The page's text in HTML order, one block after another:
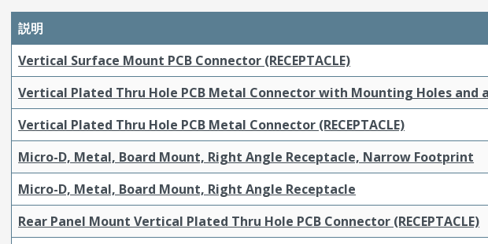
説明
Vertical Surface Mount PCB Connector (RECEPTACLE)
Vertical Plated Thru Hole PCB Metal Connector with Mounting Holes and a
Vertical Plated Thru Hole PCB Metal Connector (RECEPTACLE)
Micro-D, Metal, Board Mount, Right Angle Receptacle, Narrow Footprint
Micro-D, Metal, Board Mount, Right Angle Receptacle
Rear Panel Mount Vertical Plated Thru Hole PCB Connector (RECEPTACLE)